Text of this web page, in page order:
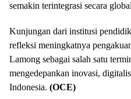
semakin terintegrasi secara
Kunjungan dari institusi
refleksi meningkatnya
Lamong sebagai salah satu
mengedepankan inovasi,
Indonesia. (OCE)